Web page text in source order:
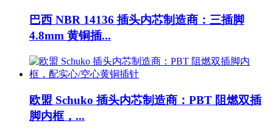
巴西 NBR 14136 插头内芯制造商：三插脚
4.8mm 黄铜插...
欧盟 Schuko 插头内芯制造商：PBT 阻燃双插
脚内框，...